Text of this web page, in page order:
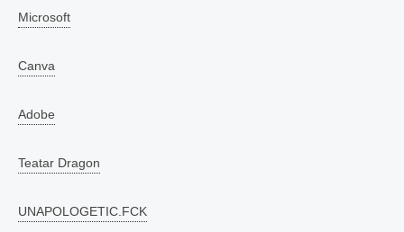
Microsoft
Canva
Adobe
Teatar Dragon
UNAPOLOGETIC.FCK